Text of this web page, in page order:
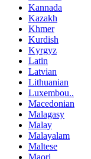
Kannada
Kazakh
Khmer
Kurdish
Kyrgyz
Latin
Latvian
Lithuanian
Luxembou..
Macedonian
Malagasy
Malay
Malayalam
Maltese